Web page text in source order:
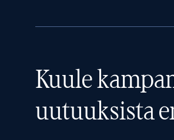
Kuule
uutuuksista